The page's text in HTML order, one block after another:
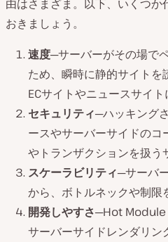
由はさまざま。以下、いくつ
おきましょう。
速度─サーバーがその場で
ため、瞬時に静的サイト
ECサイトやニュースサイト
セキュリティ─ハッキング
ースやサーバーサイドのコ
やトランザクションを扱う
スケーラビリティ─サーバ
から、ボトルネックや制限
開発しやすさ─Hot Module
サーバーサイドレンダリ